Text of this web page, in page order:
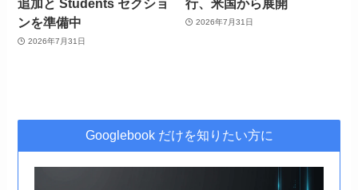
ンを準備中
2026年7月31日
2026年7月31日
Googlebook だけを知りたい方に